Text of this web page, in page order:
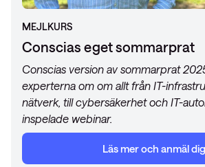
MEJLKURS
Conscias eget sommarprat
Conscias version av sommarprat
experterna om om allt från IT-
nätverk, till cybersäkerhet och IT-
inspelade webinar.
Läs mer och anmäl dig